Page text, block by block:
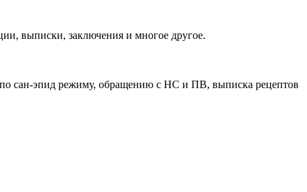
выписки, заключения и многое другое.
сан-эпид режиму, обращению с НС и ПВ, выписка рецептов